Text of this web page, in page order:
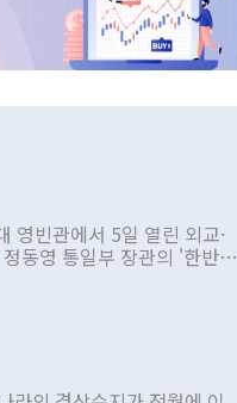
영빈관에서 5일 열린 외교·
동영 통일부 장관의 '한반도
정책으로 추진하겠다고 공
판을 내놨다. 그동안 정 장
러 번 있지만 대통령과 유